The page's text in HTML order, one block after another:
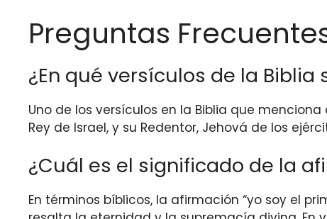
Preguntas
¿En qué versículos de la
Uno de los versículos en la Biblia que
Rey de Israel, y su Redentor, Jehová de los
¿Cuál es el significado de la
En términos bíblicos, la afirmación “yo soy el